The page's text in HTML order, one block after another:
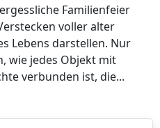
Familienfeier
voller alter
Lebens darstellen. Nur
wie jedes Objekt mit
verbunden ist, die...